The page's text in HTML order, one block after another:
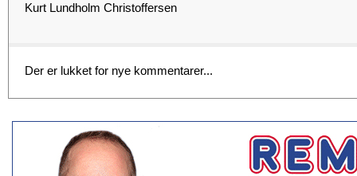
Kurt Lundholm Christoffersen
Der er lukket for nye kommentarer...